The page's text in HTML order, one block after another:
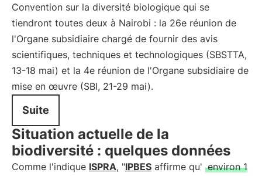
Convention sur la diversité biologique qui se
tiendront toutes deux à Nairobi : la 26e réunion de
l'Organe subsidiaire chargé de fournir des avis
scientifiques, techniques et technologiques (SBSTTA,
13-18 mai) et la 4e réunion de l'Organe subsidiaire de
mise en œuvre (SBI, 21-29 mai).
Suite
Situation actuelle de la
biodiversité : quelques données
Comme l'indique ISPRA, "IPBES affirme qu' environ 1